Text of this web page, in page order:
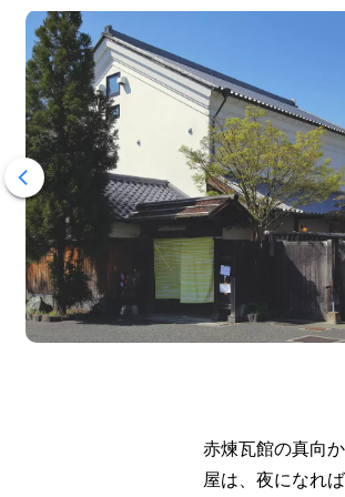
赤煉瓦館の真向
屋は、夜になれ